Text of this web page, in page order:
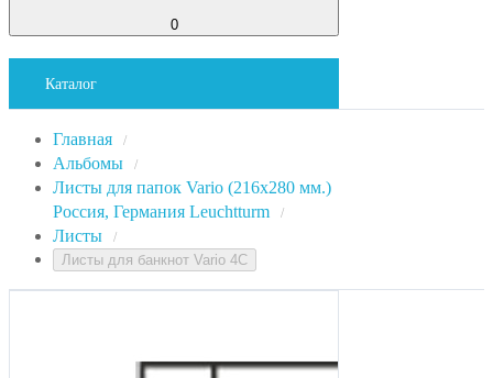
0
Каталог
Главная /
Альбомы /
Листы для папок Vario (216x280 мм.)
Россия, Германия Leuchtturm
/
Листы /
Листы для банкнот Vario 4С